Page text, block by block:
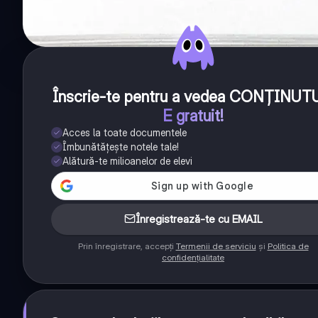
Înscrie-te pentru a vedea
E gratuit!
Acces la toate documentele
Îmbunătățește notele tale!
Alătură-te milioanelor de elevi
Înregistrează-te cu EMAIL
Prin înregistrare, accepți Termenii de serviciu și Politica de
confidențialitate